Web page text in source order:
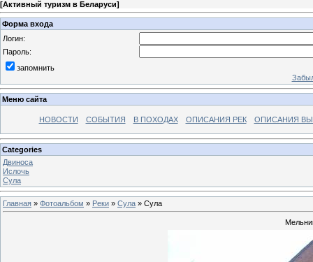
[Активный туризм в Беларуси]
Форма входа
Логин:
Пароль:
запомнить
Меню сайта
НОВОСТИ СОБЫТИЯ В ПОХОДАХ ОПИСАНИЯ РЕК ОПИСАНИЯ
Categories
Двиноса
Ислочь
Сула
Главная » Фотоальбом » Реки » Сула » Сула